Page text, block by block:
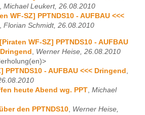
, Michael Leukert, 26.08.2010
WF-SZ] PPTNDS10 - AUFBAU <<<
, Florian Schmidt, 26.08.2010
WF-SZ] PPTNDS10 - AUFBAU
Werner Heise, 26.08.2010
PPTNDS10 - AUFBAU <<< Dringend
heute Abend wg. PPT Michael
den PPTNDS10 Werner Heise,